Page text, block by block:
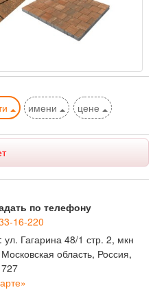
имени цене
по телефону
16-220
: ул. Гагарина 48/1 стр. 2, мкн
область, Россия,